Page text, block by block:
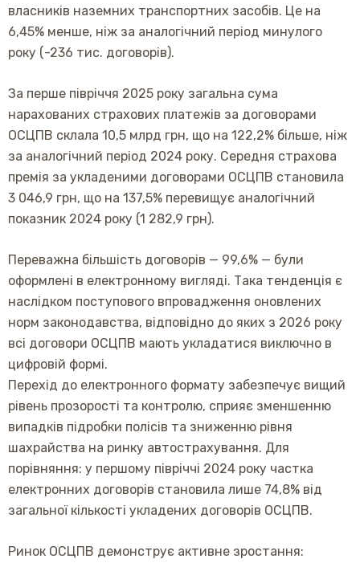
власників наземних транспортних засобів. Це на
6,45% менше, ніж за аналогічний період минулого
року (-236 тис. договорів).
За перше півріччя 2025 року загальна сума
нарахованих страхових платежів за договорами
ОСЦПВ склала 10,5 млрд грн, що на 122,2% більше, ніж
за аналогічний період 2024 року. Середня страхова
премія за укладеними договорами ОСЦПВ становила
3 046,9 грн, що на 137,5% перевищує аналогічний
показник 2024 року (1 282,9 грн).
Переважна більшість договорів — 99,6% — були
оформлені в електронному вигляді. Така тенденція є
наслідком поступового впровадження оновлених
норм законодавства, відповідно до яких з 2026 року
всі договори ОСЦПВ мають укладатися виключно в
цифровій формі.
Перехід до електронного формату забезпечує вищий
рівень прозорості та контролю, сприяє зменшенню
випадків підробки полісів та зниженню рівня
шахрайства на ринку автострахування. Для
порівняння: у першому півріччі 2024 року частка
електронних договорів становила лише 74,8% від
загальної кількості укладених договорів ОСЦПВ.
Ринок ОСЦПВ демонструє активне зростання: